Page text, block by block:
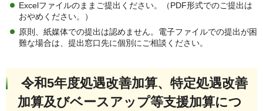
Excelファイルのままご提出ください。（PDF形式でのご提出は
おやめください。）
原則、紙媒体での提出は認めません。電子ファイルでの提出が困
難な場合は、提出窓口先に個別にご相談ください。
令和5年度処遇改善加算、特定処遇改善
加算及びベースアップ等支援加算につ